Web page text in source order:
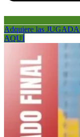
Adquiere las
AQUÍ